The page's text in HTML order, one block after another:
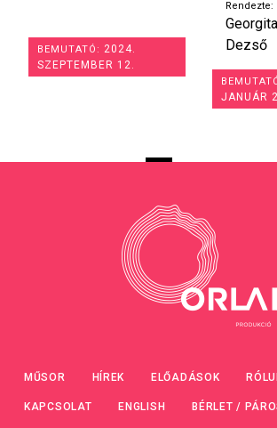
BEMUTATÓ: 2024.
SZEPTEMBER 12.
Rendezte:
Dezső
JANUÁR
MŰSOR HÍREK ELŐADÁSOK
KAPCSOLAT ENGLISH BÉRLET /